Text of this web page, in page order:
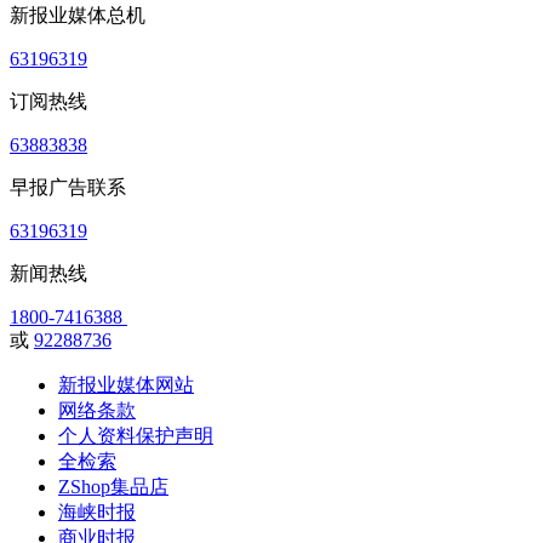
新报业媒体总机
63196319
订阅热线
63883838
早报广告联系
63196319
新闻热线
1800-7416388
或 92288736
新报业媒体网站
网络条款
个人资料保护声明
全检索
ZShop集品店
海峡时报
商业时报